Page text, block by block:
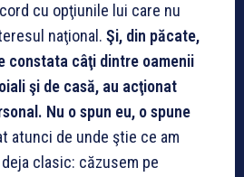
cu opţiunile lui care nu
naţional. Şi, din păcate,
constata câţi dintre oamenii
şi de casă, au acţionat
Nu o spun eu, o spune
atunci de unde ştie ce am
clasic: căzusem pe